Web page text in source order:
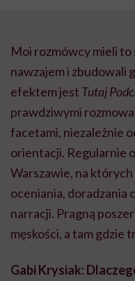
Moi rozmówcy mieli to
nawzajem i zbudowali
efektem jest Tutaj
prawdziwymi
facetami, niezależnie
orientacji. Regularnie
Warszawie, na
oceniania, doradzania
narracji. Pragną
męskości, a tam gdzie
Gabi Krysiak: